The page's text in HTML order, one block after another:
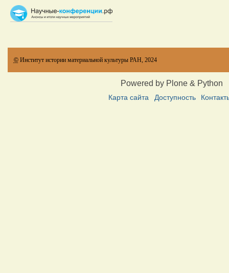
© Институт истории материальной культуры РАН, 2024
Powered by Plone & Python
Карта сайта Доступность